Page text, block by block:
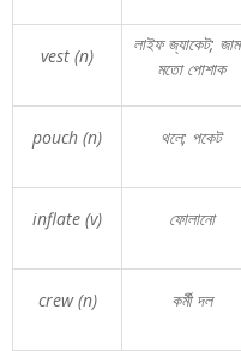
vest (n)
লাইফ জ্যাকেট;
মতো পোশাক
pouch (n) থলে; পকেট
inflate (v) ফোলানো
crew (n) কর্মী দল